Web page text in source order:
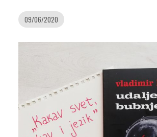
09/06/2020